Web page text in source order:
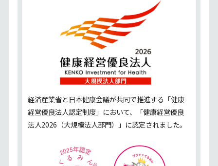
経済産業省と日本健康会議が共同で推進する「健康
経営優良法人認定制度」において、「健康経営優良
法人2026（大規模法人部門）」に認定されました。